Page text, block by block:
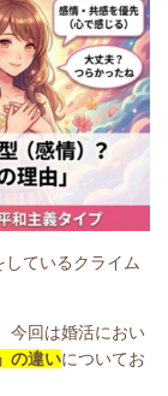
ているクライム
今回は婚活におい
の違いについてお